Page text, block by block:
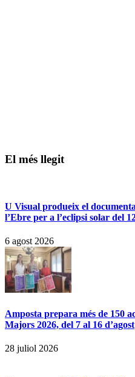
El més llegit
U Visual produeix el
l’Ebre per a l’eclipsi solar del
6 agost 2026
Amposta prepara més de 150
Majors 2026, del 7 al 16 d’agost
28 juliol 2026